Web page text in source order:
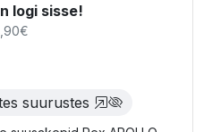
logi sisse!
suurustes